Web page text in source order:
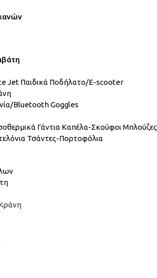
Jet Παιδικά Ποδήλατο/E-scooter
BluetoothGoggles
Γάντια Καπέλα-Σκούφοι Μπλούζες
Τσάντες-Πορτοφόλια